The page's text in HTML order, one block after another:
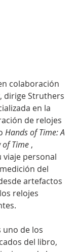
colaboración
dirige Struthers
en la
de relojes
Hands of Time: A
of Time ,
viaje personal
del
artefactos
relojes
uno de los
del libro,